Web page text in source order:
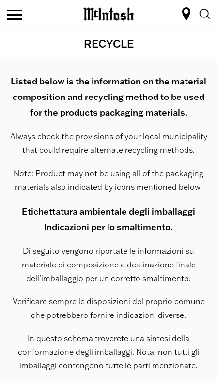
RECYCLE
Listed below is the information on the material
composition and recycling method to be used
for the products packaging materials.
Always check the provisions of your local municipality
that could require alternate recycling methods.
Note: Product may not be using all of the packaging
materials also indicated by icons mentioned below.
Etichettatura ambientale degli imballaggi
Indicazioni per lo smaltimento.
Di seguito vengono riportate le informazioni su
materiale di composizione e destinazione finale
dell’imballaggio per un corretto smaltimento.
Verificare sempre le disposizioni del proprio comune
che potrebbero fornire indicazioni diverse.
In questo schema troverete una sintesi della
conformazione degli imballaggi. Nota: non tutti gli
imballaggi contengono tutte le parti menzionate.